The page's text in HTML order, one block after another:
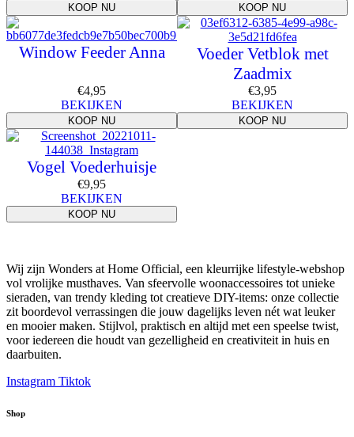
KOOP NU KOOP NU
Window Feeder Anna
€4,95
BEKIJKEN
KOOP NU
Voeder Vetblok met
Zaadmix
€3,95
BEKIJKEN
KOOP NU
Vogel Voederhuisje
€9,95
BEKIJKEN
KOOP NU
Wij zijn Wonders at Home Official, een kleurrijke lifestyle-webshop
vol vrolijke musthaves. Van sfeervolle woonaccessoires tot unieke
sieraden, van trendy kleding tot creatieve DIY-items: onze collectie
zit boordevol verrassingen die jouw dagelijks leven nét wat leuker
en mooier maken. Stijlvol, praktisch en altijd met een speelse twist,
voor iedereen die houdt van gezelligheid en creativiteit in huis en
daarbuiten.
Instagram Tiktok
Shop